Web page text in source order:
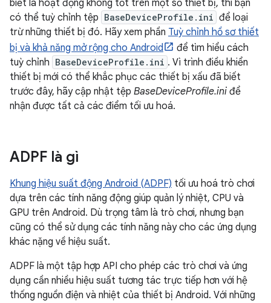
biết là hoạt động không tốt trên một số thiết bị, thì bạn
có thể tuỳ chỉnh tệp BaseDeviceProfile.ini để loại
trừ những thiết bị đó. Hãy xem phần Tuỳ chỉnh hồ sơ thiết
bị và khả năng mở rộng cho Android
để tìm hiểu cách
tuỳ chỉnh BaseDeviceProfile.ini . Vì trình điều khiển
thiết bị mới có thể khắc phục các thiết bị xấu đã biết
trước đây, hãy cập nhật tệp BaseDeviceProfile.ini để
nhận được tất cả các điểm tối ưu hoá.
ADPF là gì
Khung hiệu suất động Android (ADPF) tối ưu hoá trò chơi
dựa trên các tính năng động giúp quản lý nhiệt, CPU và
GPU trên Android. Dù trọng tâm là trò chơi, nhưng bạn
cũng có thể sử dụng các tính năng này cho các ứng dụng
khác nặng về hiệu suất.
ADPF là một tập hợp API cho phép các trò chơi và ứng
dụng cần nhiều hiệu suất tương tác trực tiếp hơn với hệ
thống nguồn điện và nhiệt của thiết bị Android. Với những